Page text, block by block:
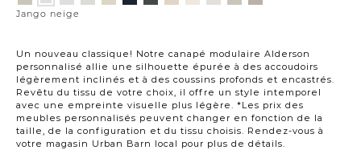
Un nouveau classique! Notre canapé modulaire Alderson
personnalisé allie une silhouette épurée à des accoudoirs
légèrement inclinés et à des coussins profonds et encastrés.
Revêtu du tissu de votre choix, il offre un style intemporel
avec une empreinte visuelle plus légère. *Les prix des
meubles personnalisés peuvent changer en fonction de la
taille, de la configuration et du tissu choisis. Rendez-vous à
votre magasin Urban Barn local pour plus de détails.
platineneigeargenture
Jango neige